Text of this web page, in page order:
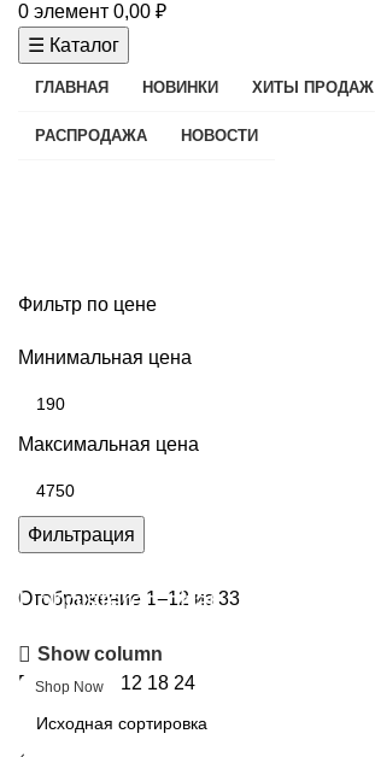
0 элемент 0,00 ₽
☰ Каталог
ГЛАВНАЯ НОВИНКИ ХИТЫ ПРОДАЖ
РАСПРОДАЖА НОВОСТИ
Фильтр по цене
Минимальная цена
Максимальная цена
Фильтрация
Upholstered chair
Discount 10%
Shop Now
Отображение 1–12 из 33
Show column
Показать
12 18 24